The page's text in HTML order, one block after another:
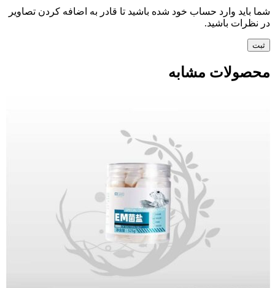
شما باید وارد حساب خود شده باشید تا قادر به اضافه کردن تصاویر
در نظرات باشید.
محصولات مشابه